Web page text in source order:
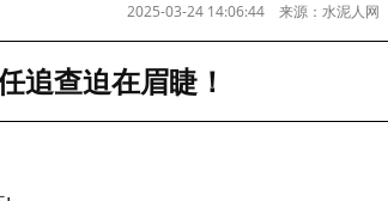
2025-03-24 14:06:44 来源：水泥人网
追查迫在眉睫！